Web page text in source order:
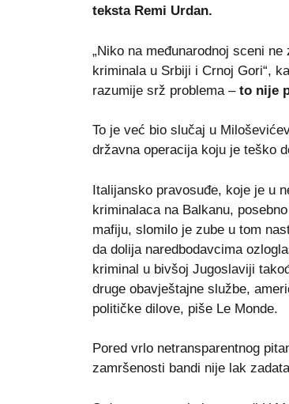
teksta Remi Urdan.
„Niko na međunarodnoj sceni
kriminala u Srbiji i Crnoj Gori“,
razumije srž problema – to nije
To je već bio slučaj u
državna operacija koju je teško
Italijansko pravosuđe, koje je u
kriminalaca na Balkanu,
mafiju, slomilo je zube u tom
da dolija naredbodavcima
kriminal u bivšoj Jugoslaviji
druge obavještajne službe,
političke dilove, piše Le Monde.
Pored vrlo netransparentnog
zamršenosti bandi nije lak